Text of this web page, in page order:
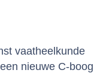
vaatheelkunde
nieuwe C-boog